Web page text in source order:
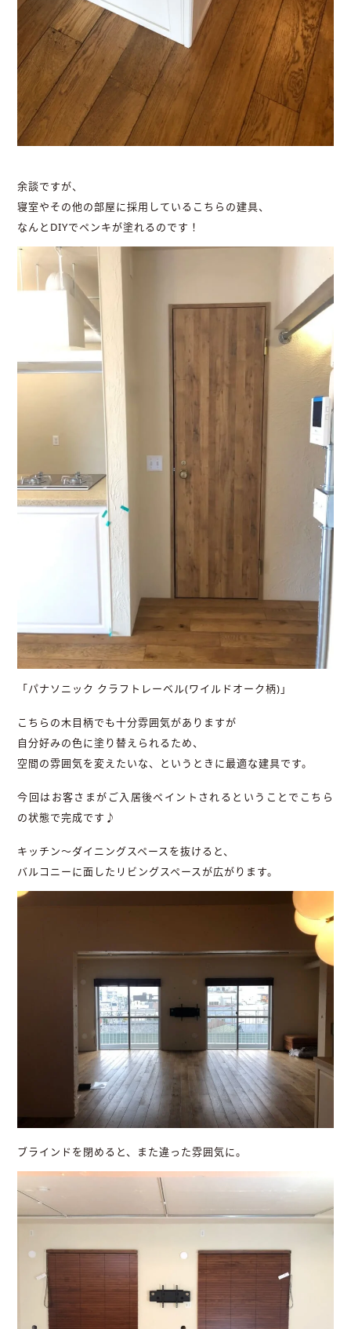
余談ですが、
寝室やその他の部屋に採用しているこちらの建具、
なんとDIYでペンキが塗れるのです！
「パナソニック クラフトレーベル(ワイルドオーク柄)」
こちらの木目柄でも十分雰囲気がありますが
自分好みの色に塗り替えられるため、
空間の雰囲気を変えたいな、というときに最適な建具です。
今回はお客さまがご入居後ペイントされるということでこちら
の状態で完成です♪
キッチン～ダイニングスペースを抜けると、
バルコニーに面したリビングスペースが広がります。
ブラインドを閉めると、また違った雰囲気に。